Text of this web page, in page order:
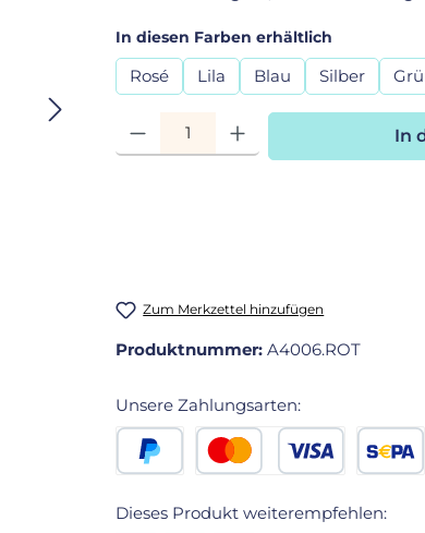
In diesen Farben erhältlich
Rosé Lila Blau Silber
Produkt Anzahl: Gib den gewünschten
In
Zum Merkzettel hinzufügen
Produktnummer: A4006.ROT
Unsere Zahlungsarten:
Dieses Produkt weiterempfehlen: